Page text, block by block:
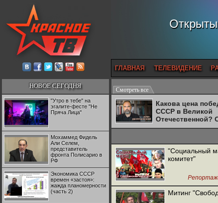
ГЛАВНАЯ ТЕЛЕВИДЕНИЕ
НОВОЕ СЕГОДНЯ
"Утро в тебе" на
эгалите-фесте "Не
Пряча Лица"
Мохаммед Фидель
Али Селем,
представитель
фронта Полисарио в
РФ
Экономика СССР
времен «застоя»:
жажда планомерности
(часть 2)
Смотреть все
Какова цена
СССР в Великой
Отечественной?
Двуреченский о
"Социальный
комитет"
Митинг